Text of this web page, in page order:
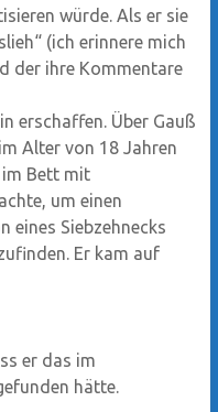
würde. Als er sie
(ich erinnere mich
der ihre Kommentare
erschaffen. Über Gauß
Alter von 18 Jahren
im Bett mit
um einen
eines Siebzehnecks
Er kam auf
er das im
hätte.